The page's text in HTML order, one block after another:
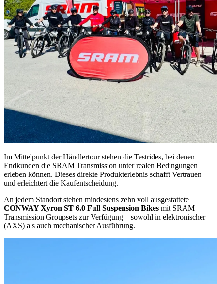
Im Mittelpunkt der Händlertour stehen die Testrides, bei denen
Endkunden die SRAM Transmission unter realen Bedingungen
erleben können. Dieses direkte Produkterlebnis schafft Vertrauen
und erleichtert die Kaufentscheidung.
An jedem Standort stehen mindestens zehn voll ausgestattete
CONWAY Xyron ST 6.0 Full Suspension Bikes mit SRAM
Transmission Groupsets zur Verfügung – sowohl in elektronischer
(AXS) als auch mechanischer Ausführung.